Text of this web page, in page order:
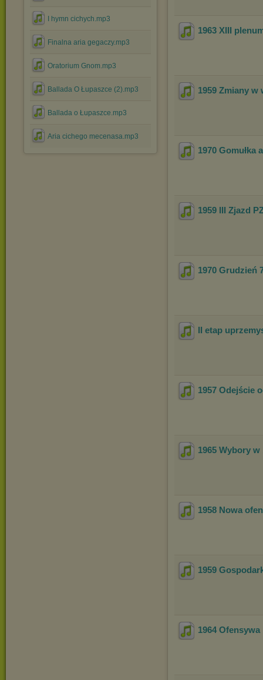
I hymn cichych.mp3
Finalna aria gegaczy.mp3
Oratorium Gnom.mp3
Ballada O Łupaszce (2).mp3
Ballada o Łupaszce.mp3
Aria cichego mecenasa.mp3
1963 XIII
1959 Zmiany
1970 Gomułka
1959 III Zjazd
1970 Grudzień
II etap
1957 Odejście
1965 Wybory w
1958 Nowa
1959
1964